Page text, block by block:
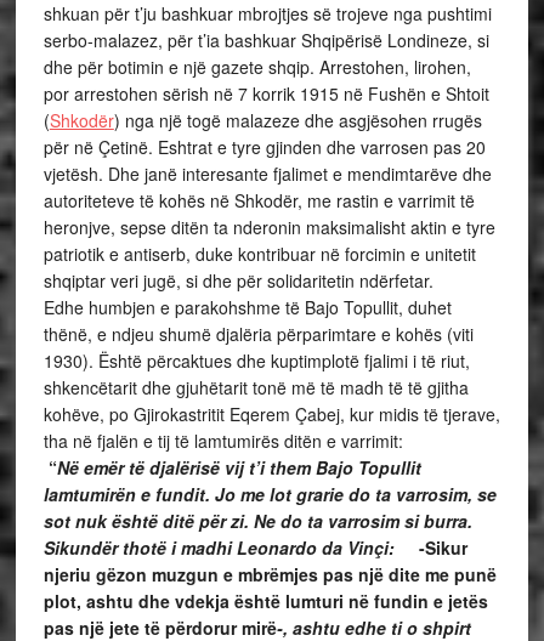
shkuan për t’ju bashkuar mbrojtjes së trojeve nga pushtimi
serbo-malazez, për t’ia bashkuar Shqipërisë Londineze, si
dhe për botimin e një gazete shqip. Arrestohen, lirohen,
por arrestohen sërish në 7 korrik 1915 në Fushën e Shtoit
(Shkodër) nga një togë malazeze dhe asgjësohen rrugës
për në Çetinë. Eshtrat e tyre gjinden dhe varrosen pas 20
vjetësh. Dhe janë interesante fjalimet e mendimtarëve dhe
autoriteteve të kohës në Shkodër, me rastin e varrimit të
heronjve, sepse ditën ta nderonin maksimalisht aktin e tyre
patriotik e antiserb, duke kontribuar në forcimin e unitetit
shqiptar veri jugë, si dhe për solidaritetin ndërfetar.
Edhe humbjen e parakohshme të Bajo Topullit, duhet
thënë, e ndjeu shumë djalëria përparimtare e kohës (viti
1930). Është përcaktues dhe kuptimplotë fjalimi i të riut,
shkencëtarit dhe gjuhëtarit tonë më të madh të të gjitha
kohëve, po Gjirokastritit Eqerem Çabej, kur midis të tjerave,
tha në fjalën e tij të lamtumirës ditën e varrimit:
“Në emër të djalërisë vij t’i them Bajo Topullit
lamtumirën e fundit. Jo me lot grarie do ta varrosim, se
sot nuk është ditë për zi. Ne do ta varrosim si burra.
Sikundër thotë i madhi Leonardo da Vinçi: -Sikur
njeriu gëzon muzgun e mbrëmjes pas një dite me punë
plot, ashtu dhe vdekja është lumturi në fundin e jetës
pas një jete të përdorur mirë-, ashtu edhe ti o shpirt